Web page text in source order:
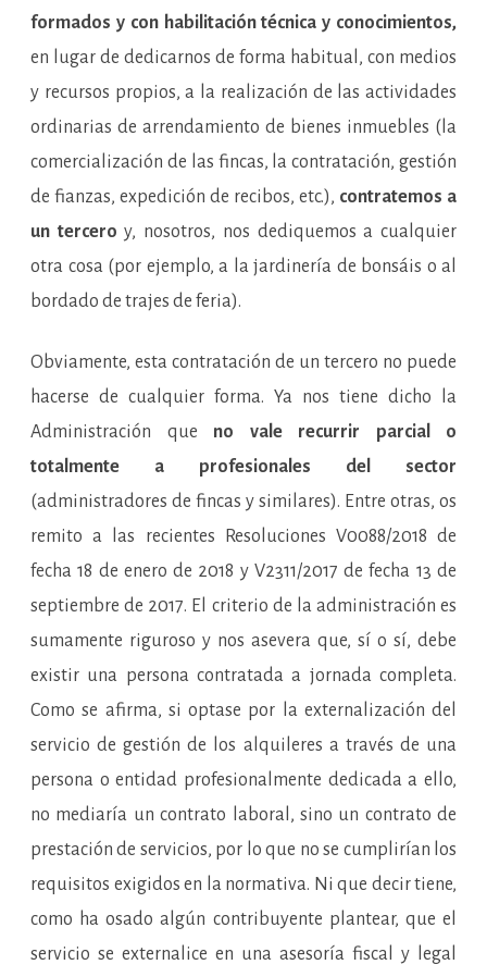
formados y con habilitación técnica y conocimientos,
en lugar de dedicarnos de forma habitual, con medios
y recursos propios, a la realización de las actividades
ordinarias de arrendamiento de bienes inmuebles (la
comercialización de las fincas, la contratación, gestión
de fianzas, expedición de recibos, etc.), contratemos a
un tercero y, nosotros, nos dediquemos a cualquier
otra cosa (por ejemplo, a la jardinería de bonsáis o al
bordado de trajes de feria).
Obviamente, esta contratación de un tercero no puede
hacerse de cualquier forma. Ya nos tiene dicho la
Administración que no vale recurrir parcial o
totalmente a profesionales del sector
(administradores de fincas y similares). Entre otras, os
remito a las recientes Resoluciones V0088/2018 de
fecha 18 de enero de 2018 y V2311/2017 de fecha 13 de
septiembre de 2017. El criterio de la administración es
sumamente riguroso y nos asevera que, sí o sí, debe
existir una persona contratada a jornada completa.
Como se afirma, si optase por la externalización del
servicio de gestión de los alquileres a través de una
persona o entidad profesionalmente dedicada a ello,
no mediaría un contrato laboral, sino un contrato de
prestación de servicios, por lo que no se cumplirían los
requisitos exigidos en la normativa. Ni que decir tiene,
como ha osado algún contribuyente plantear, que el
servicio se externalice en una asesoría fiscal y legal